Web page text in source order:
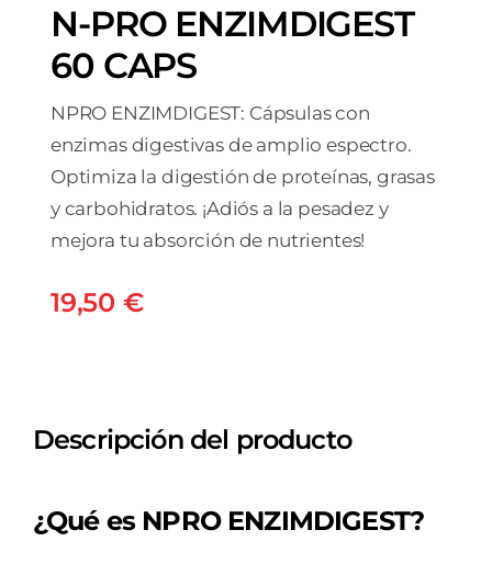
N-PRO ENZIMDIGEST
60 CAPS
NPRO ENZIMDIGEST: Cápsulas con
enzimas digestivas de amplio espectro.
Optimiza la digestión de proteínas, grasas
y carbohidratos. ¡Adiós a la pesadez y
mejora tu absorción de nutrientes!
19,50 €
Descripción del producto
¿Qué es NPRO ENZIMDIGEST?